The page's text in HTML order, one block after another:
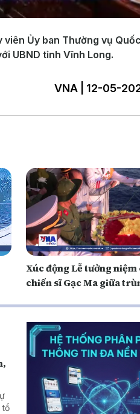
viên Ủy ban Thường vụ
UBND tỉnh Vĩnh Long.
VNA | 12-05-
Xúc động Lễ tưởng niệm
chiến sĩ Gạc Ma giữa
tổ